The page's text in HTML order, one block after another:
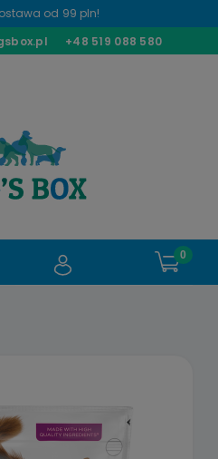
od 99 pln!
+48 519 088 580